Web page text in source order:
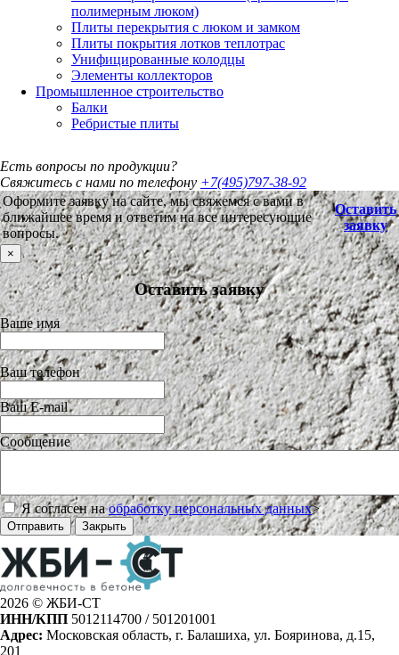
полимерным люком)
Плиты перекрытия с люком и замком
Плиты покрытия лотков теплотрас
Унифицированные колодцы
Элементы коллекторов
Промышленное строительство
Балки
Ребристые плиты
Есть вопросы по продукции?
Свяжитесь с нами по телефону +7(495)797-38-92
Оформите заявку на сайте, мы свяжемся с вами в
ближайшее время и ответим на все интересующие
вопросы.
Оставить
заявку
×
Оставить заявку
Ваше имя
Ваш телефон
Ваш E-mail
Сообщение
Я согласен наобработку персональных данных>
Отправить Закрыть
2026 © ЖБИ-СТ
ИНН/КПП 5012114700 / 501201001
Адрес: Московская область, г. Балашиха, ул. Бояринова, д.15,
201